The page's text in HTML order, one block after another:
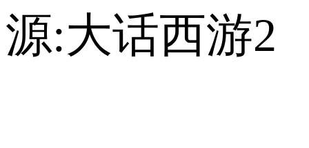
源:大话西游2